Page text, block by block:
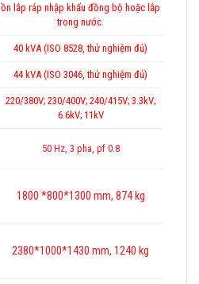
ồn lắp ráp nhập khẩu đồng bộ hoặc lắp
trong nước.
40 kVA (ISO 8528, thử nghiệm đủ)
44 kVA (ISO 3046, thử nghiệm đủ)
220/380V; 230/400V; 240/415V; 3.3kV;
6.6kV; 11kV
50 Hz, 3 pha, pf 0.8
1800 *800*1300 mm, 874 kg
2380*1000*1430 mm, 1240 kg